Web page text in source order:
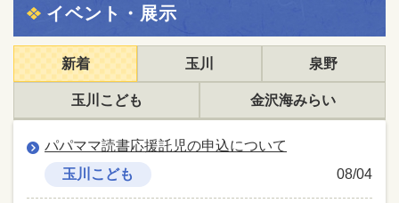
イベント・展示
新着 玉川 泉野
玉川こども 金沢海みらい
パパママ読書応援託児の申込について
08/04
玉川こども